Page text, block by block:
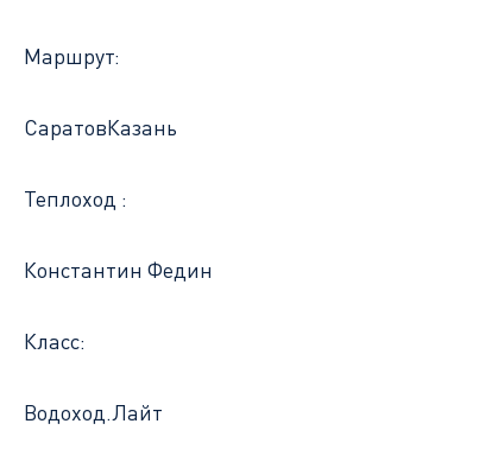
Маршрут:
СаратовКазань
Теплоход :
Константин Федин
Класс:
Водоход.Лайт